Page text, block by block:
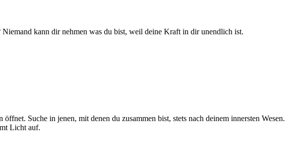
kann dir nehmen was du bist, weil deine Kraft in dir unendlich ist.
Suche in jenen, mit denen du zusammen bist, stets nach deinem innersten Wesen.
Licht auf.